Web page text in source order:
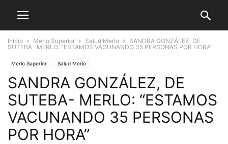
Inicio Merlo Superior Salud Merlo
SANDRA GONZÁLEZ, DE
SUTEBA- MERLO: “ESTAMOS VACUNANDO 35 PERSONAS POR HORA”
Merlo Superior Salud Merlo
SANDRA GONZÁLEZ, DE
SUTEBA- MERLO: “ESTAMOS
VACUNANDO 35 PERSONAS
POR HORA”